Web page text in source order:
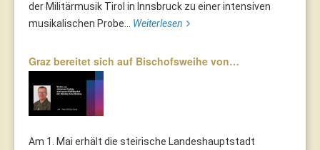
der Militärmusik Tirol in Innsbruck zu einer intensiven
musikalischen Probe... Weiterlesen
Graz bereitet sich auf Bischofsweihe von…
Am 1. Mai erhält die steirische Landeshauptstadt